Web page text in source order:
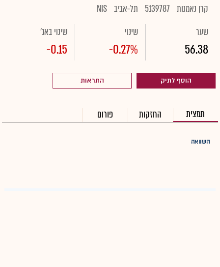
קרן נאמנות 5139787 תל-אביב NIS
שער
56.38
שינוי
-0.27%
שינוי באג'
-0.15
הוסף לתיק התראות
תמצית החזקות פורום
השוואה